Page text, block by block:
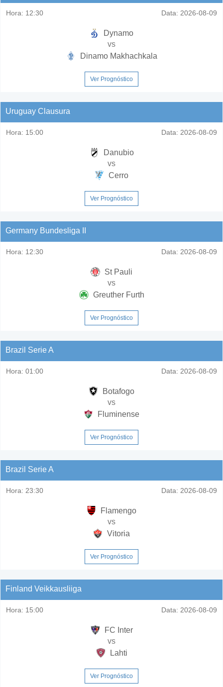
Hora: 12:30 Data: 2026-08-09
Dynamo
vs
Dinamo Makhachkala
Ver Prognóstico
Uruguay Clausura
Hora: 15:00 Data: 2026-08-09
Danubio
vs
Cerro
Ver Prognóstico
Germany Bundesliga II
Hora: 12:30 Data: 2026-08-09
St Pauli
vs
Greuther Furth
Ver Prognóstico
Brazil Serie A
Hora: 01:00 Data: 2026-08-09
Botafogo
vs
Fluminense
Ver Prognóstico
Brazil Serie A
Hora: 23:30 Data: 2026-08-09
Flamengo
vs
Vitoria
Ver Prognóstico
Finland Veikkausliiga
Hora: 15:00 Data: 2026-08-09
FC Inter
vs
Lahti
Ver Prognóstico